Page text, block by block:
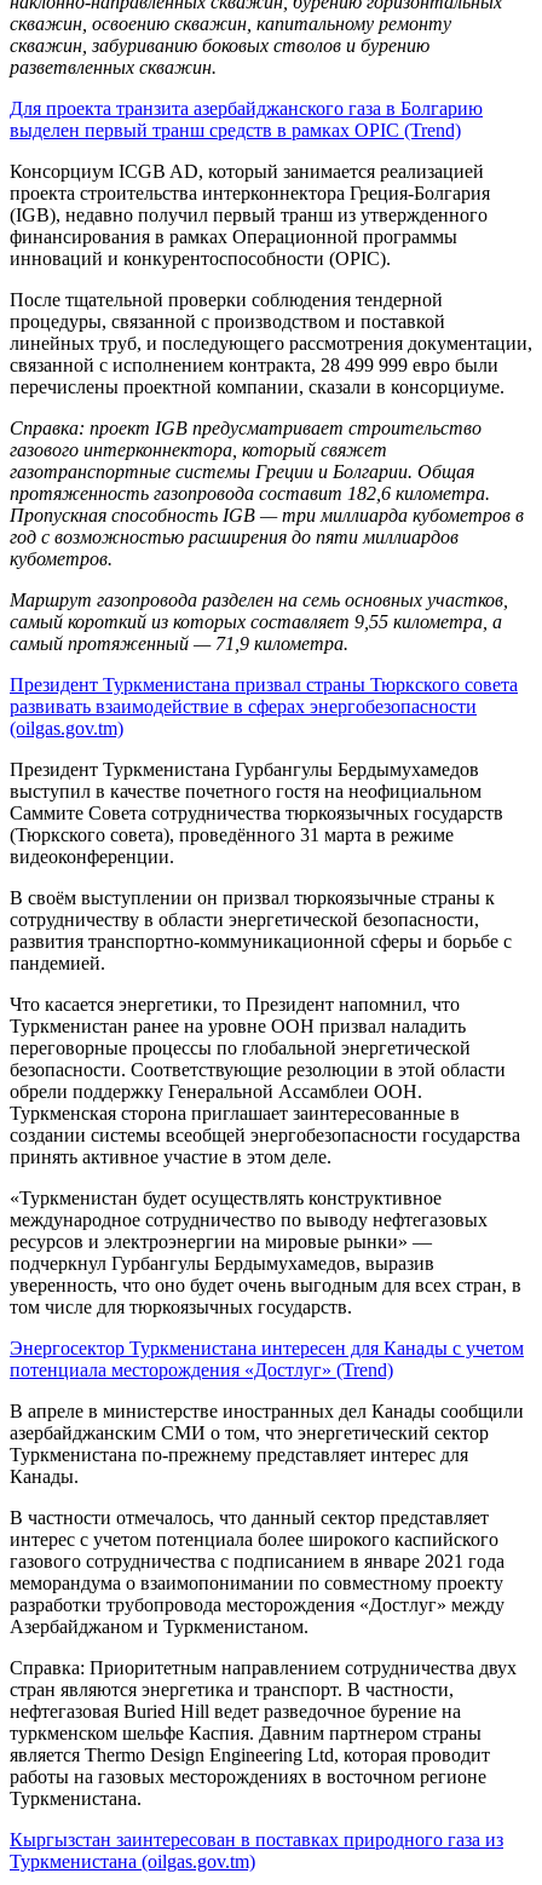
скважин, освоению скважин, капитальному ремонту
скважин, забуриванию боковых стволов и бурению
разветвленных скважин.
Для проекта транзита азербайджанского газа в Болгарию
выделен первый транш средств в рамках OPIC (Trend)
Консорциум ICGB AD, который занимается реализацией
проекта строительства интерконнектора Греция-Болгария
(IGB), недавно получил первый транш из утвержденного
финансирования в рамках Операционной программы
инноваций и конкурентоспособности (OPIC).
После тщательной проверки соблюдения тендерной
процедуры, связанной с производством и поставкой
линейных труб, и последующего рассмотрения документации,
связанной с исполнением контракта, 28 499 999 евро были
перечислены проектной компании, сказали в консорциуме.
Справка: проект IGB предусматривает строительство
газового интерконнектора, который свяжет
газотранспортные системы Греции и Болгарии. Общая
протяженность газопровода составит 182,6 километра.
Пропускная способность IGB — три миллиарда кубометров в
год с возможностью расширения до пяти миллиардов
кубометров.
Маршрут газопровода разделен на семь основных участков,
самый короткий из которых составляет 9,55 километра, а
самый протяженный — 71,9 километра.
Президент Туркменистана призвал страны Тюркского совета
развивать взаимодействие в сферах энергобезопасности
(oilgas.gov.tm)
Президент Туркменистана Гурбангулы Бердымухамедов
выступил в качестве почетного гостя на неофициальном
Саммите Совета сотрудничества тюркоязычных государств
(Тюркского совета), проведённого 31 марта в режиме
видеоконференции.
В своём выступлении он призвал тюркоязычные страны к
сотрудничеству в области энергетической безопасности,
развития транспортно-коммуникационной сферы и борьбе с
пандемией.
Что касается энергетики, то Президент напомнил, что
Туркменистан ранее на уровне ООН призвал наладить
переговорные процессы по глобальной энергетической
безопасности. Соответствующие резолюции в этой области
обрели поддержку Генеральной Ассамблеи ООН.
Туркменская сторона приглашает заинтересованные в
создании системы всеобщей энергобезопасности государства
принять активное участие в этом деле.
«Туркменистан будет осуществлять конструктивное
международное сотрудничество по выводу нефтегазовых
ресурсов и электроэнергии на мировые рынки» —
подчеркнул Гурбангулы Бердымухамедов, выразив
уверенность, что оно будет очень выгодным для всех стран, в
том числе для тюркоязычных государств.
Энергосектор Туркменистана интересен для Канады с учетом
потенциала месторождения «Достлуг» (Trend)
В апреле в министерстве иностранных дел Канады сообщили
азербайджанским СМИ о том, что энергетический сектор
Туркменистана по-прежнему представляет интерес для
Канады.
В частности отмечалось, что данный сектор представляет
интерес с учетом потенциала более широкого каспийского
газового сотрудничества с подписанием в январе 2021 года
меморандума о взаимопонимании по совместному проекту
разработки трубопровода месторождения «Достлуг» между
Азербайджаном и Туркменистаном.
Справка: Приоритетным направлением сотрудничества двух
стран являются энергетика и транспорт. В частности,
нефтегазовая Buried Hill ведет разведочное бурение на
туркменском шельфе Каспия. Давним партнером страны
является Thermo Design Engineering Ltd, которая проводит
работы на газовых месторождениях в восточном регионе
Туркменистана.
Кыргызстан заинтересован в поставках природного газа из
Туркменистана (oilgas.gov.tm)